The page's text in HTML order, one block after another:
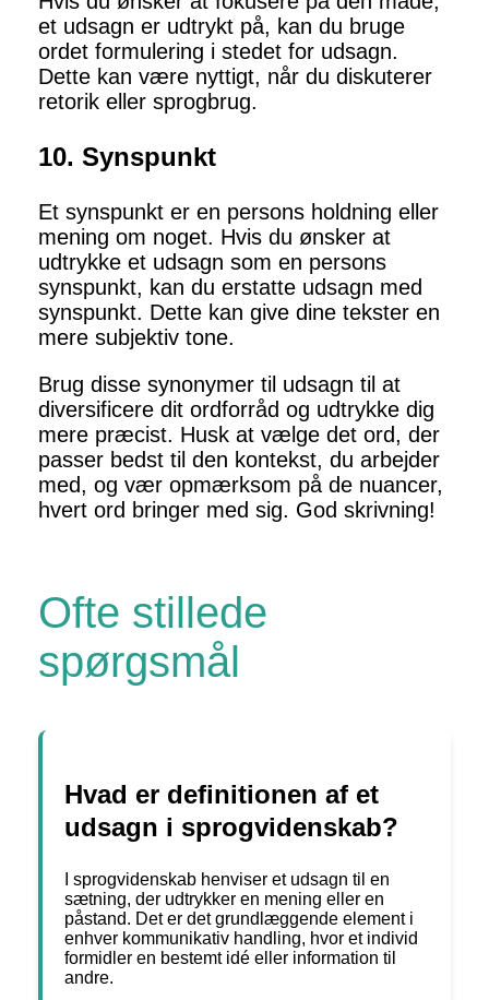
et udsagn er udtrykt på, kan du bruge
ordet formulering i stedet for udsagn.
Dette kan være nyttigt, når du diskuterer
retorik eller sprogbrug.
10. Synspunkt
Et synspunkt er en persons holdning eller
mening om noget. Hvis du ønsker at
udtrykke et udsagn som en persons
synspunkt, kan du erstatte udsagn med
synspunkt. Dette kan give dine tekster en
mere subjektiv tone.
Brug disse synonymer til udsagn til at
diversificere dit ordforråd og udtrykke dig
mere præcist. Husk at vælge det ord, der
passer bedst til den kontekst, du arbejder
med, og vær opmærksom på de nuancer,
hvert ord bringer med sig. God skrivning!
Ofte stillede
spørgsmål
Hvad er definitionen af et
udsagn i sprogvidenskab?
I sprogvidenskab henviser et udsagn til en
sætning, der udtrykker en mening eller en
påstand. Det er det grundlæggende element i
enhver kommunikativ handling, hvor et individ
formidler en bestemt idé eller information til
andre.